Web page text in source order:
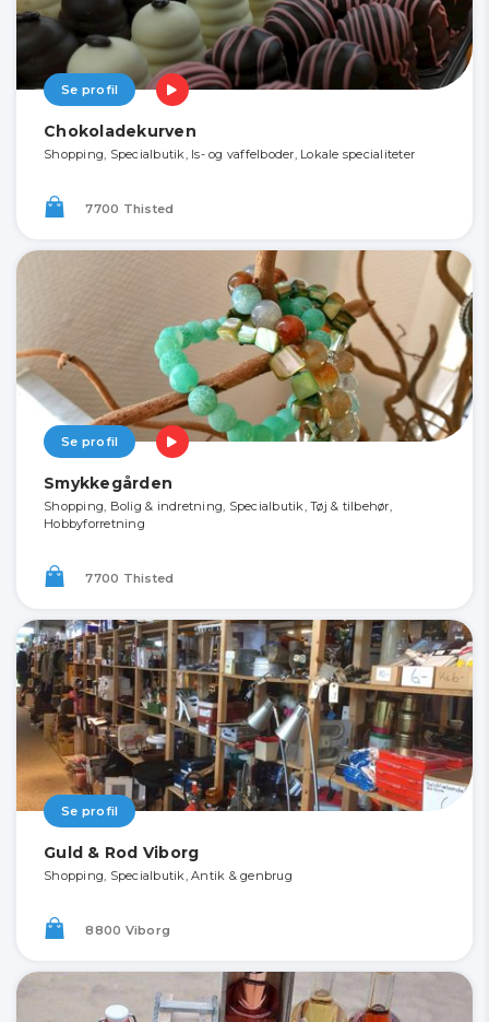
Se profil
Chokoladekurven
Shopping, Specialbutik, Is- og vaffelboder, Lokale specialiteter
7700 Thisted
Se profil
Smykkegården
Shopping, Bolig & indretning, Specialbutik, Tøj & tilbehør,
Hobbyforretning
7700 Thisted
Se profil
Guld & Rod Viborg
Shopping, Specialbutik, Antik & genbrug
8800 Viborg